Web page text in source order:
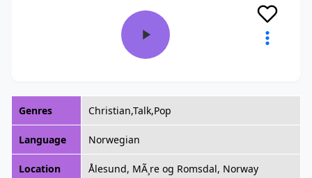
Genres Christian,Talk,Pop
Language Norwegian
Location Ålesund, MÃ¸re og Romsdal, Norway